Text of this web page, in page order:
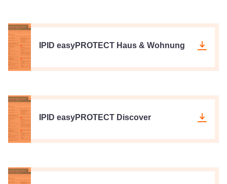
IPID easyPROTECT Haus & Wohnung
IPID easyPROTECT Discover